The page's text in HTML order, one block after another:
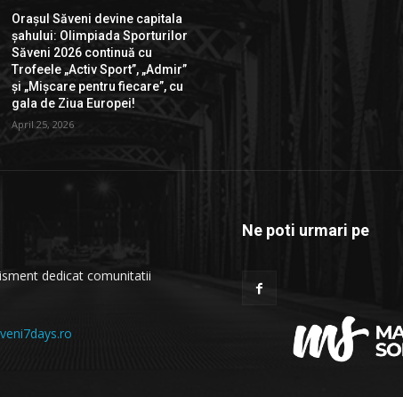
Orașul Săveni devine capitala
șahului: Olimpiada Sporturilor
Săveni 2026 continuă cu
Trofeele „Activ Sport”, „Admir”
și „Mișcare pentru fiecare”, cu
gala de Ziua Europei!
April 25, 2026
dedicat comunitatii
Ne poti urmari pe